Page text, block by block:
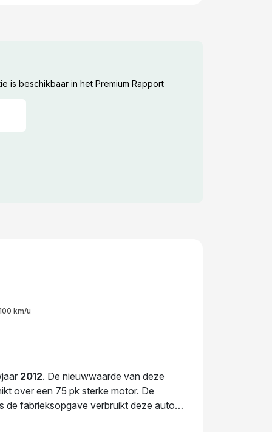
is beschikbaar in het Premium Rapport
km/u
2012. De nieuwwaarde van deze
over een 75 pk sterke motor. De
de fabrieksopgave verbruikt deze auto
wisselde in 2026 voor het laatst van